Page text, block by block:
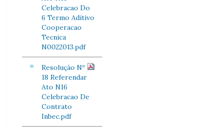
Celebracao Do
6 Termo Aditivo
Cooperacao
Tecnica
N0022013.pdf
Resolução Nº
18 Referendar
Ato N16
Celebracao De
Contrato
Inbec.pdf